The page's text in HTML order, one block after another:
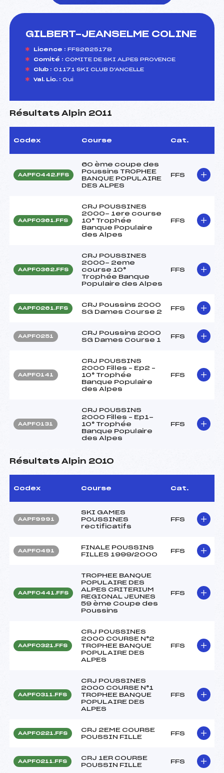
GILBERT-JEANSELME COLINE
Licence : FFS2625178
Comité : COMITE DE SKI ALPES PROVENCE
Club : 01171 SKI CLUB D'ANCELLE
Val. Lic. : Oui
Résultats Alpin 2011
Codex Course Cat.
AAPF0442.FFS
60 ème coupe des
Poussins TROPHEE
BANQUE POPULAIRE
DES ALPES
FFS
AAPF0361.FFS
CRJ POUSSINES
2000- 1ere course
10° Trophée
Banque Populaire
des Alpes
FFS
AAPF0362.FFS
CRJ POUSSINES
2000- 2eme
course 10°
Trophée Banque
Populaire des Alpes
FFS
AAPF0261.FFS
CRJ Poussins 2000
SG Dames Course 2
FFS
AAPF0251
CRJ Poussins 2000
SG Dames Course 1
FFS
AAPF0141
CRJ POUSSINS
2000 Filles – Ep2 –
10° Trophée
Banque Populaire
des Alpes
FFS
AAPF0131
CRJ POUSSINS
2000 Filles – Ep1-
10° Trophée
Banque Populaire
des Alpes
FFS
Résultats Alpin 2010
Codex Course Cat.
AAPF9991
SKI GAMES
POUSSINES
rectificatifs
FFS
AAPF0491
FINALE POUSSINS
FILLES 1999/2000
FFS
AAPF0441.FFS
TROPHEE BANQUE
POPULAIRE DES
ALPES CRITERIUM
REGIONAL JEUNES
59 ème Coupe des
Poussins
FFS
AAPF0321.FFS
CRJ POUSSINES
2000 COURSE N°2
TROPHEE BANQUE
POPULAIRE DES
ALPES
FFS
AAPF0311.FFS
CRJ POUSSINES
2000 COURSE N°1
TROPHEE BANQUE
POPULAIRE DES
ALPES
FFS
AAPF0221.FFS
CRJ 2EME COURSE
POUSSIN FILLE
FFS
AAPF0211.FFS
CRJ 1ER COURSE
POUSSIN FILLE
FFS